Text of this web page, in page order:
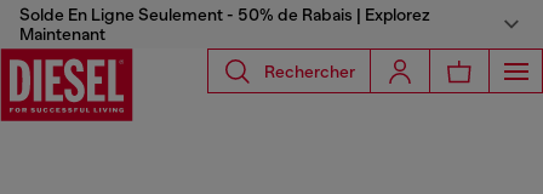
Solde En Ligne Seulement - 50% de Rabais | Explorez
Maintenant
Rechercher